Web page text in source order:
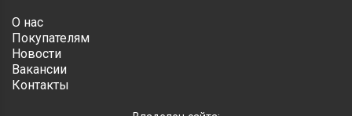
О нас
Покупателям
Новости
Вакансии
Контакты